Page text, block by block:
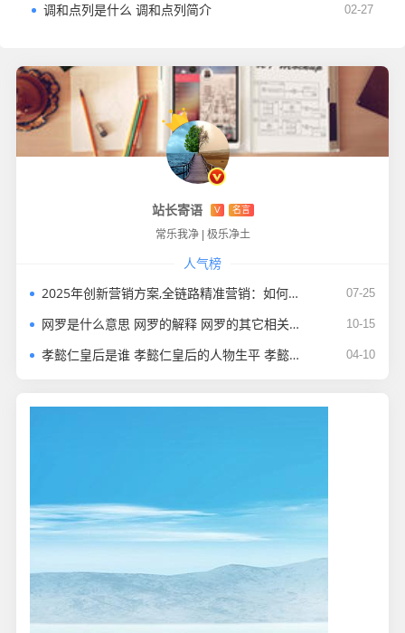
调和点列是什么 调和点列简介 02-27
站长寄语 V 名言
常乐我净 极乐净土
人气榜
2025年创新营销方案,全链路精准营销：如何构建商场超市消费新生态 07-25
网罗是什么意思 网罗的解释 网罗的其它相关信息 10-15
孝懿仁皇后是谁 孝懿仁皇后的人物生平 孝懿仁皇后的家族成员 04-10